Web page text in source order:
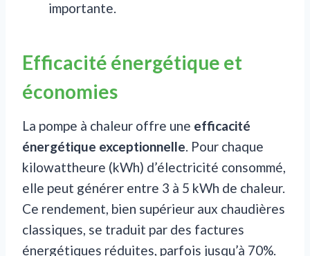
importante.
Efficacité énergétique et
économies
La pompe à chaleur offre une efficacité
énergétique exceptionnelle. Pour chaque
kilowattheure (kWh) d’électricité consommé,
elle peut générer entre 3 à 5 kWh de chaleur.
Ce rendement, bien supérieur aux chaudières
classiques, se traduit par des factures
énergétiques réduites, parfois jusqu’à 70%.